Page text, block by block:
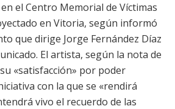
el Centro Memorial de Víctimas
en Vitoria, según informó
que dirige Jorge Fernández Díaz
El artista, según la nota de
«satisfacción» por poder
con la que se «rendirá
vivo el recuerdo de las